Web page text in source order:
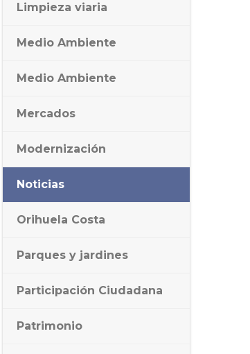
Limpieza viaria
Medio Ambiente
Medio Ambiente
Mercados
Modernización
Noticias
Orihuela Costa
Parques y jardines
Participación Ciudadana
Patrimonio